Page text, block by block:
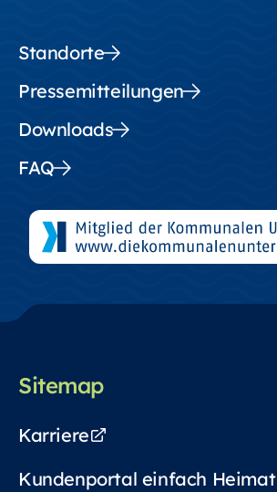
Standorte
Pressemitteilungen
Downloads
FAQ
Sitemap
Karriere
Kundenportal einfach Heimat